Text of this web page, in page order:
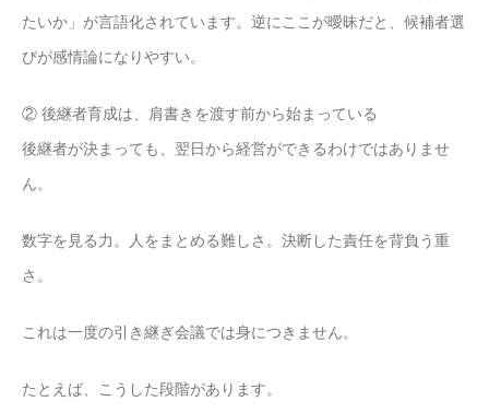
たいか」が言語化されています。逆にここが曖昧だと、候補者選
びが感情論になりやすい。
② 後継者育成は、肩書きを渡す前から始まっている
後継者が決まっても、翌日から経営ができるわけではありませ
ん。
数字を見る力。人をまとめる難しさ。決断した責任を背負う重
さ。
これは一度の引き継ぎ会議では身につきません。
たとえば、こうした段階があります。